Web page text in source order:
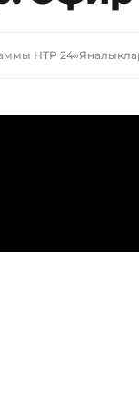
НТР 24»